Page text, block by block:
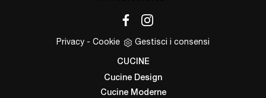
Privacy - Cookie Gestisci i consensi
CUCINE
Cucine Design
Cucine Moderne